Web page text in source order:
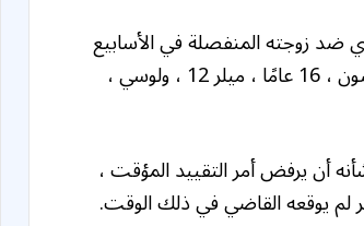
ضد زوجته المنفصلة في الأسابيع
التي تلت تقديم الطلاق. حصل على حضانة وحيد لأطفالهم الثلاثة – جاكسون ، 16 عامًا ، ميلر 12 ، ولوسي ،
المقترح المقترح في 17 يوليو من شأنه أن يرفض أمر التقييد المؤقت ،
لم يوقعه القاضي في ذلك الوقت.